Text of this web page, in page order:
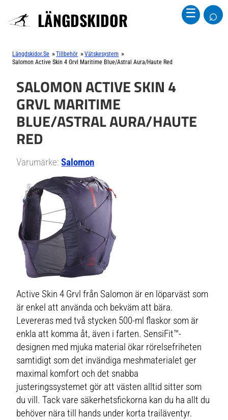
LÄNGDSKIDOR ☰ ⌕
Längdskidor.se »Tillbehör »Vätskesystem »
Salomon Active Skin 4 Grvl Maritime Blue/Astral Aura/Haute Red
SALOMON ACTIVE SKIN 4
GRVL MARITIME
BLUE/ASTRAL AURA/HAUTE
RED
Varumärke:Salomon
Active Skin 4 Grvl från Salomon är en löparväst som
är enkel att använda och bekväm att bära.
Levereras med två stycken 500-ml flaskor som är
enkla att komma åt, även i farten. SensiFit™-
designen med mjuka material ökar rörelsefriheten
samtidigt som det invändiga meshmaterialet ger
maximal komfort och det snabba
justeringssystemet gör att västen alltid sitter som
du vill. Tack vare säkerhetsfickorna kan du ha allt du
behöver nära till hands under korta trailäventyr.